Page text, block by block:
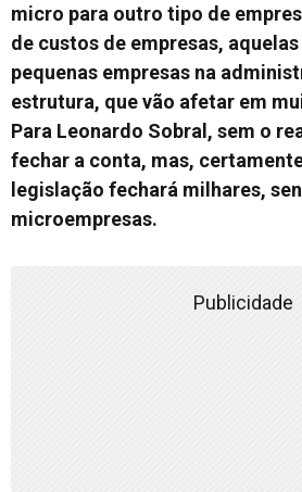
micro para outro tipo de
de custos de empresas,
pequenas empresas na
estrutura, que vão afetar em
Para Leonardo Sobral, sem o
fechar a conta, mas,
legislação fechará milhares,
microempresas.
Publicidade